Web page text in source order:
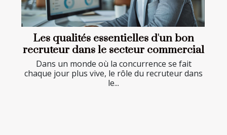
Les qualités essentielles d'un bon
recruteur dans le secteur commercial
Dans un monde où la concurrence se fait
chaque jour plus vive, le rôle du recruteur dans
le...